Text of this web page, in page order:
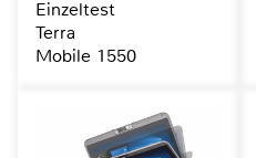
Einzeltest
Terra
Mobile 1550